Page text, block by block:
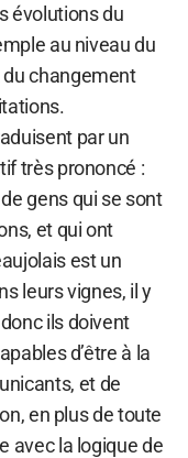
évolutions du
au niveau du
changement
par un
très prononcé :
gens qui se sont
et qui ont
est un
leurs vignes, il y
ils doivent
d’être à la
et de
en plus de toute
avec la logique de